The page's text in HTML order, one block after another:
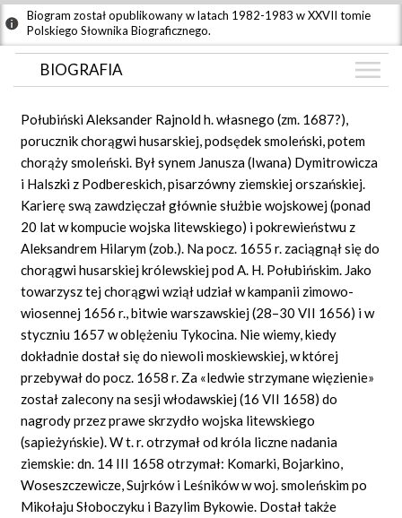
Biogram został opublikowany w latach 1982-1983 w XXVII tomie
Polskiego Słownika Biograficznego.
BIOGRAFIA
ZDJĘCIA (1)
GRAF POWIĄZAŃ
DYSKUSJA
Połubiński Aleksander Rajnold h. własnego (zm. 1687?),
porucznik chorągwi husarskiej, podsędek smoleński, potem
chorąży smoleński. Był synem Janusza (Iwana) Dymitrowicza
i Halszki z Podbereskich, pisarzówny ziemskiej orszańskiej.
Karierę swą zawdzięczał głównie służbie wojskowej (ponad
20 lat w kompucie wojska litewskiego) i pokrewieństwu z
Aleksandrem Hilarym (zob.). Na pocz. 1655 r. zaciągnął się do
chorągwi husarskiej królewskiej pod A. H. Połubińskim. Jako
towarzysz tej chorągwi wziął udział w kampanii zimowo-
wiosennej 1656 r., bitwie warszawskiej (28–30 VII 1656) i w
styczniu 1657 w oblężeniu Tykocina. Nie wiemy, kiedy
dokładnie dostał się do niewoli moskiewskiej, w której
przebywał do pocz. 1658 r. Za «ledwiestrzymanewięzienie»
został zalecony na sesji włodawskiej (16 VII 1658) do
nagrody przez prawe skrzydło wojska litewskiego
(sapieżyńskie). W t. r. otrzymał od króla liczne nadania
ziemskie: dn. 14 III 1658 otrzymał: Komarki, Bojarkino,
Woseszczewicze, Sujrków i Leśników w woj. smoleńskim po
Mikołaju Słoboczyku i Bazylim Bykowie. Dostał także